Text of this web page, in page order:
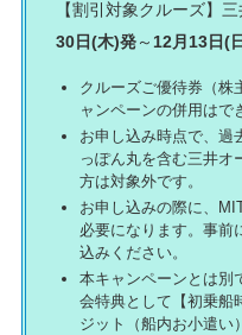
【割引対象クルーズ】
30日(木)発 ～12月13日(
クルーズご優待券（株
ャンペーンの併用はで
お申し込み時点で、過
っぽん丸を含む三井オ
方は対象外です。
お申し込みの際に、
必要になります。事前
込みください。
本キャンペーンとは別
会特典として【初乗船
ジット（船内お小遣い